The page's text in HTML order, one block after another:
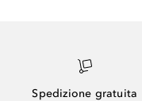
Spedizione gratuita